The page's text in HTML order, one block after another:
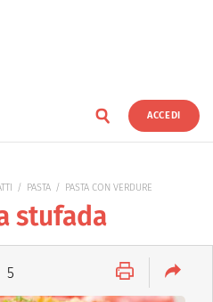
ACCEDI
PASTA PASTA CON VERDURE
stufada
5